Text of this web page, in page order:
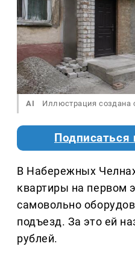
AI Иллюстрация
Подписаться
В Набережных
квартиры на первом
самовольно
подъезд. За это ей
рублей.